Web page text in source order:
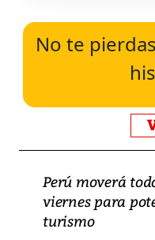
No te
Perú moverá
viernes para
turismo